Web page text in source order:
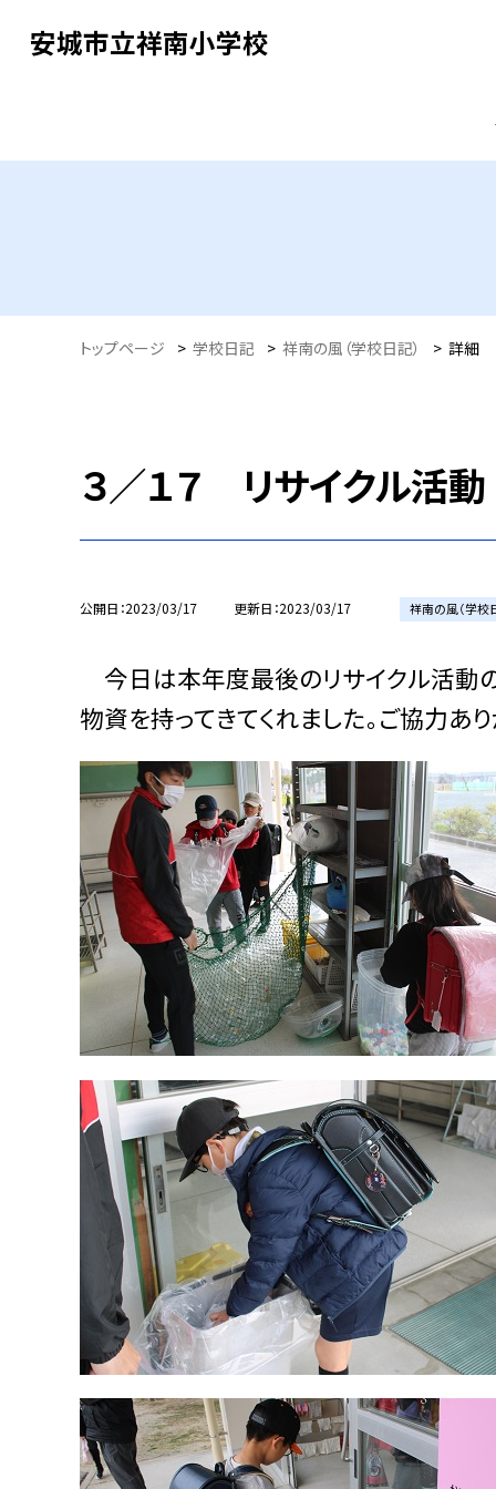
安城市立祥南小学校
トップページ > 学校日記 > 祥南の風（学校日記） > 詳細
３／１７ リサイクル活動
公開日 2023/03/17 更新日 2023/03/17 祥南の風（学校
今日は本年度最後のリサイクル活動
物資を持ってきてくれました。ご協力あ